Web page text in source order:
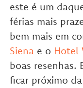
este é um
férias mais
bem mais em
Siena e o Hotel
boas resenhas.
ficar próximo